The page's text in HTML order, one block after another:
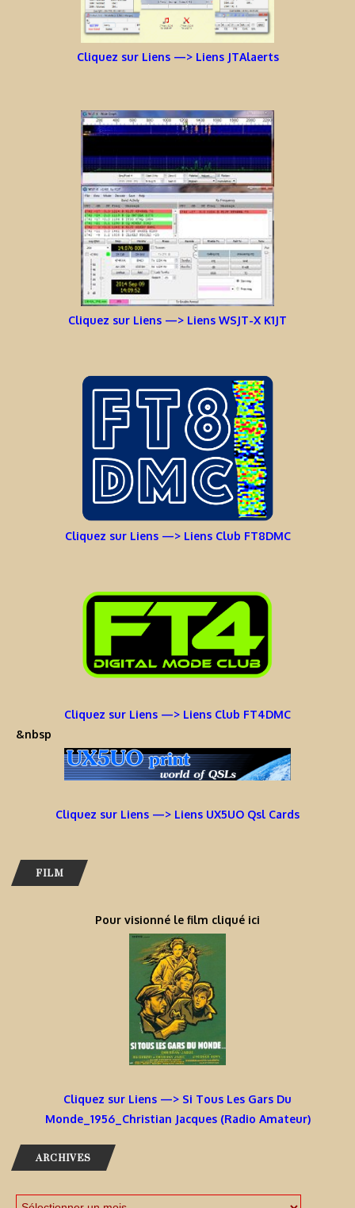
Cliquez sur Liens —> Liens JTAlaerts
Cliquez sur Liens —> Liens WSJT-X K1JT
Cliquez sur Liens —> Liens Club FT8DMC
Cliquez sur Liens —> Liens Club FT4DMC
&nbsp
Cliquez sur Liens —> Liens UX5UO Qsl Cards
FILM
Pour visionné le film cliqué ici
Cliquez sur Liens —> Si Tous Les Gars Du
Monde_1956_Christian Jacques (Radio Amateur)
ARCHIVES